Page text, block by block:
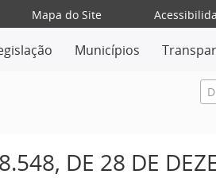
Mapa do Site
Municípios
DE 28 DE